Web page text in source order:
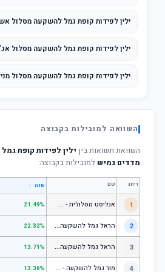
ילין לפידות קופת גמל להשקעה מסלול
ילין לפידות קופת גמל להשקעה מסלול
ילין לפידות קופת גמל להשקעה מסלול
השוואה למובילות בקבוצה
השוואת תשואות בין ילין לפידות קופת
מדדים גמיש למובילות בקבוצה:
דירוג שם שנה ↕
1 א
נליסט מסלולית - קופת גמל להשקעה מניות 21.49%
2 ה
ראל גמל להשקעה מניות 22.32%
3 ה
ראל גמל להשקעה כללי 13.71%
4 מ
ור גמל להשקעה - כללי 13.36%